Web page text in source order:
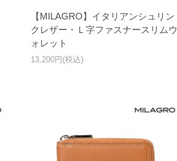
【MILAGRO】イタリアンシュリン
クレザー・Ｌ字ファスナースリムウ
ォレット
13,200円(税込)